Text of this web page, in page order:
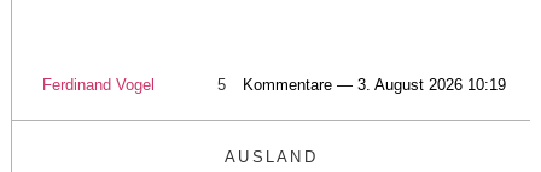
Ferdinand Vogel 5 Kommentare — 3. August 2026 10:19
AUSLAND